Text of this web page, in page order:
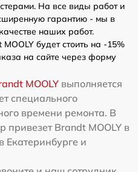
На все виды работ и
гарантию - мы в
наших работ.
будет стоить на -15%
на сайте через форму
MOOLY выполняется
специального
времени ремонта. В
привезет Brandt MOOLY в
Екатеринбурге и